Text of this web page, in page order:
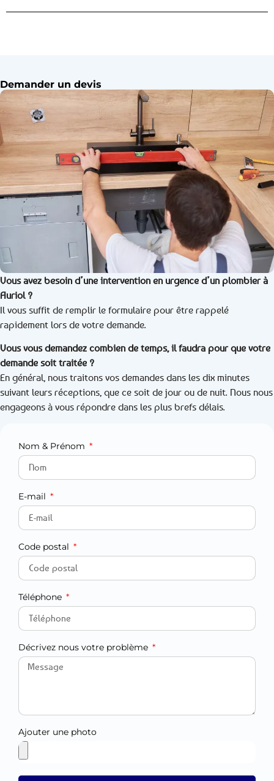
Demander un devis
Vous avez besoin d’une intervention en urgence d’un plombier à
Auriol ?
Il vous suffit de remplir le formulaire pour être rappelé
rapidement lors de votre demande.
Vous vous demandez combien de temps, il faudra pour que votre
demande soit traitée ?
En général, nous traitons vos demandes dans les dix minutes
suivant leurs réceptions, que ce soit de jour ou de nuit. Nous nous
engageons à vous répondre dans les plus brefs délais.
Nom & Prénom
E-mail
Code postal
Téléphone
Décrivez nous votre problème
Ajouter une photo